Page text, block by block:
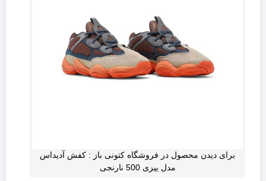
برای دیدن محصول در فروشگاه کتونی باز : کفش آدیداس
مدل ییزی 500 نارنجی